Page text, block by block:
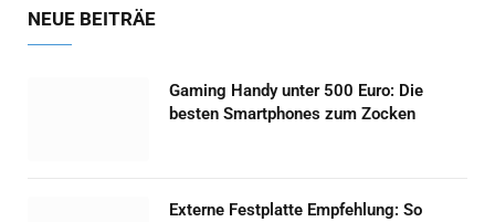
NEUE BEITRÄE
Gaming Handy unter 500 Euro: Die
besten Smartphones zum Zocken
Externe Festplatte Empfehlung: So